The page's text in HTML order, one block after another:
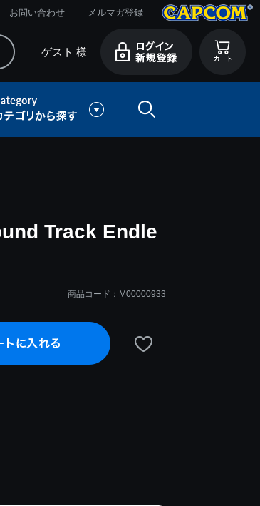
お問い合わせ メルマガ登録
ゲスト 様
Track Endle
商品コード：M00000933